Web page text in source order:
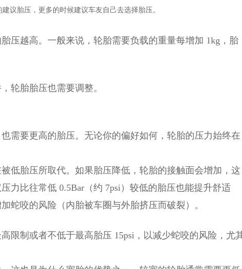
议胎压，更多的时候建议车友自己去选择胎压。
压越高。一般来说，轮胎需要负载的重量每增加 1kg，胎
轮胎胎压也需要调整。
需要更高的胎压。无论你的偏好如何，轮胎的压力始终在
低胎压所取代。如果胎压降低，轮胎的接触面会增加，这
力比往常低 0.5Bar（约 7psi）较低的胎压也能提升舒适
蛇咬的风险（内胎被车圈与外胎挤压而破裂）。
限制或者不低于最高胎压 15psi，以减少蛇咬的风险，尤